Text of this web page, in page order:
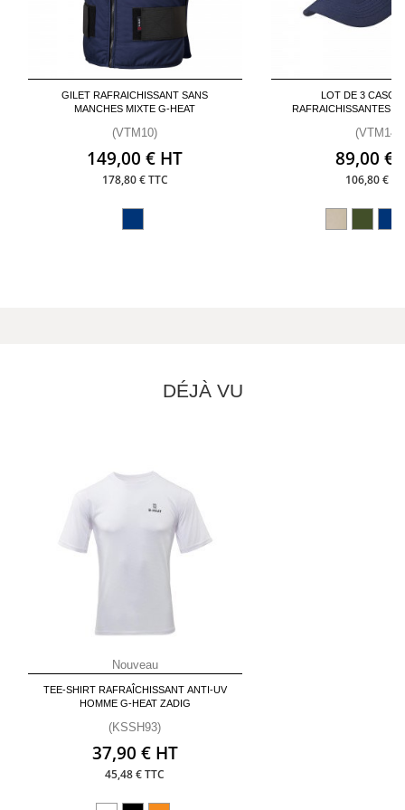
GILET RAFRAICHISSANT SANS
MANCHES MIXTE G-HEAT
(VTM10)
149,00 € HT
178,80 € TTC
LOT DE 3
RAFRAICHISSANTES
(VTM14)
89,00 €
106,80 €
DÉJÀ VU
Nouveau
TEE-SHIRT RAFRAÎCHISSANT ANTI-UV
HOMME G-HEAT ZADIG
(KSSH93)
37,90 € HT
45,48 € TTC